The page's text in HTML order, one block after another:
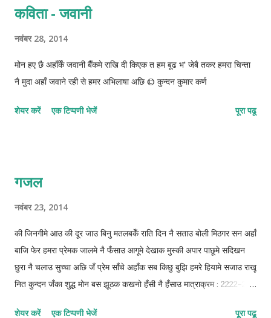
कविता - जवानी
नवंबर 28, 2014
मोन हए छै अहाँकेँ जवानी बैँकमे राखि दी किएक त हम बूढ भ' जेबै तकर हमरा चिन्ता
नै मुदा अहाँ जवाने रही से हमर अभिलाषा अछि © कुन्दन कुमार कर्ण
शेयर करें एक टिप्पणी भेजें पूरा पढू
गजल
नवंबर 23, 2014
की जिनगीमे आउ की दूर जाउ बिनु मतलबकेँ राति दिन नै सताउ बोली मिठगर सन अहाँ
बाजि फेर हमरा प्रेमक जालमे नै फँसाउ आगूमे देखाक मुस्की अपार पाछूमे सदिखन
छुरा नै चलाउ सुच्चा अछि जँ प्रेम साँचे अहाँक सब किछु बुझि हमरे हियामे सजाउ राखू
नित कुन्दन जँका शुद्ध मोन बस झूठक कखनो हँसी नै हँसाउ मात्राक्रम : 2222-21-
शेयर करें एक टिप्पणी भेजें पूरा पढू